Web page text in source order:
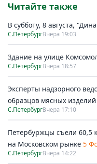
Читайте также
В субботу, 8 августа,
С.ПетербургВчера 19:03
Здание на улице
С.ПетербургВчера 18:57
Эксперты надзорного
образцов мясных
С.ПетербургВчера 17:10
Петербуржцы съели 60,5
на Московском рынке 5
С.ПетербургВчера 14:22